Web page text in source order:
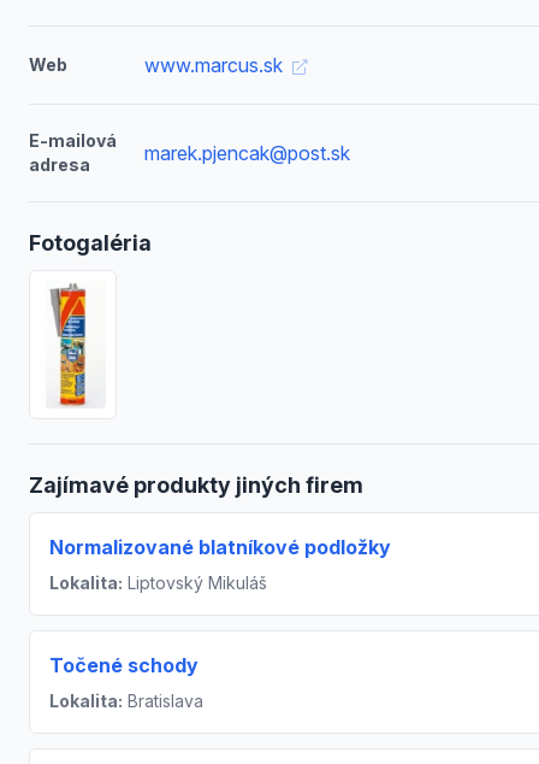
Web www.marcus.sk
E-mailová
adresa
marek.pjencak@post.sk
Fotogaléria
Zajímavé produkty jiných firem
Normalizované blatníkové podložky
Lokalita: Liptovský Mikuláš
Točené schody
Lokalita: Bratislava